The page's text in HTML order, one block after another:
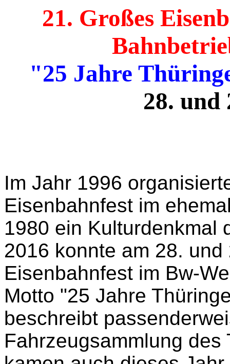
21. Großes
"25 Jahre
28. und
Im Jahr 1996
Eisenbahnfest im
1980 ein Kulturdenkmal
2016 konnte am 28.
Eisenbahnfest im Bw-
Motto "25 Jahre
beschreibt
Fahrzeugsammlung des